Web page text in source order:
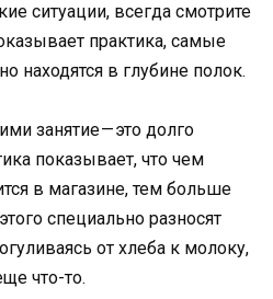
ситуации, всегда смотрите
практика, самые
находятся в глубине полок.
занятие — это долго
показывает, что чем
в магазине, тем больше
специально разносят
от хлеба к молоку,
что-то.